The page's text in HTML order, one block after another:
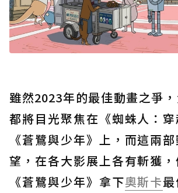
雖然2023年的最佳動畫之爭
都將目光聚焦在《蜘蛛人：
《蒼鷺與少年》上，而這兩
望，在各大影展上各有斬獲
《蒼鷺與少年》拿下奧斯卡